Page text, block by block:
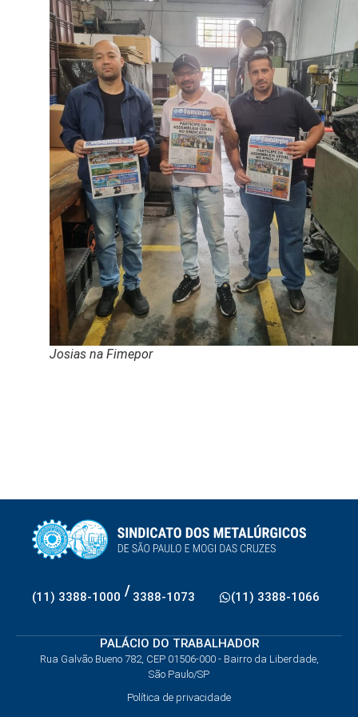
Josias na Fimepor
(11) 3388-1000 / 3388-1073 (11) 3388-1066
PALÁCIO DO TRABALHADOR
Rua Galvão Bueno 782, CEP 01506-000 - Bairro da Liberdade,
São Paulo/SP
Política de privacidade